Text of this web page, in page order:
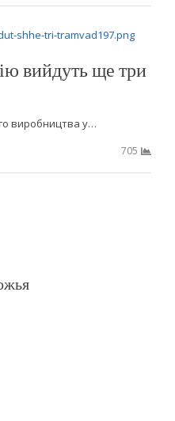
вийдуть ще три
виробництва у…
705